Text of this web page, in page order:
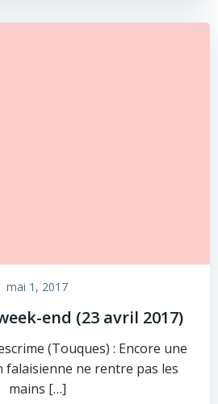
mai 1, 2017
end (23 avril 2017)
(Touques) : Encore une
falaisienne ne rentre pas les
mains […]